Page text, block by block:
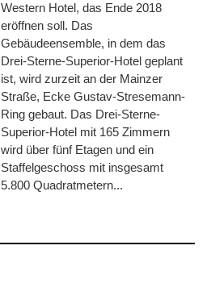
Western Hotel, das Ende 2018
eröffnen soll. Das
Gebäudeensemble, in dem das
Drei-Sterne-Superior-Hotel geplant
ist, wird zurzeit an der Mainzer
Straße, Ecke Gustav-Stresemann-
Ring gebaut. Das Drei-Sterne-
Superior-Hotel mit 165 Zimmern
wird über fünf Etagen und ein
Staffelgeschoss mit insgesamt
5.800 Quadratmetern...